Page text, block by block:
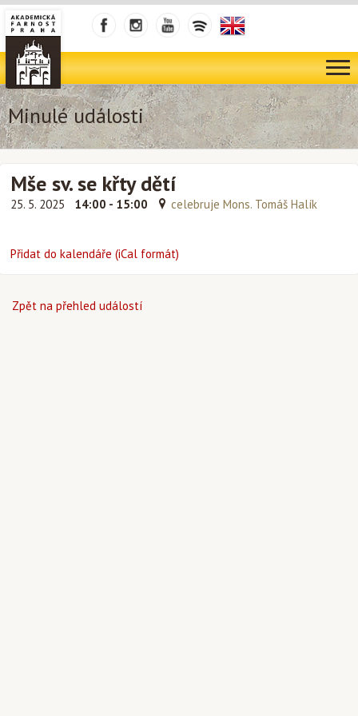
Minulé události
Mše sv. se křty dětí
25. 5. 2025 14:00 - 15:00 celebruje Mons. Tomáš Halík
Přidat do kalendáře (iCal formát)
Zpět na přehled událostí